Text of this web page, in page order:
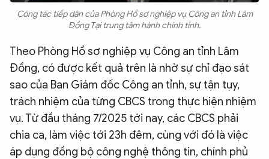
Công tác tiếp dân của Phòng Hồ sơ nghiệp vụ Công an tỉnh Lâm
Đồng Tại trung tâm hành chính tỉnh.
Theo Phòng Hồ sơ nghiệp vụ Công an tỉnh Lâm
Đồng, có được kết quả trên là nhờ sự chỉ đạo sát
sao của Ban Giám đốc Công an tỉnh, sự tận tụy,
trách nhiệm của từng CBCS trong thực hiện nhiệm
vụ. Từ đầu tháng 7/2025 tới nay, các CBCS phải
chia ca, làm việc tới 23h đêm, cùng với đó là việc
áp dụng đồng bộ công nghệ thông tin, chính phủ